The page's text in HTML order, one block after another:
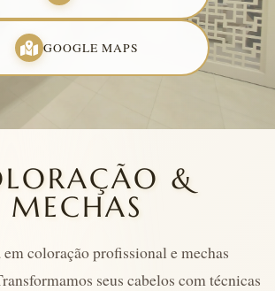
GOOGLE MAPS
&
MECHAS
coloração profissional e mechas
seus cabelos com técnicas